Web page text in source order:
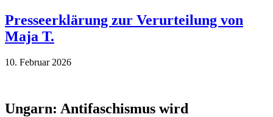
Presseerklärung zur Verurteilung von
Maja T.
10. Februar 2026
Ungarn: Antifaschismus wird